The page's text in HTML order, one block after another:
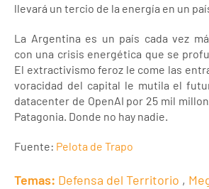
llevará un tercio de la energía en un
La Argentina es un país cada vez
con una crisis energética que se
El extractivismo feroz le come las
voracidad del capital le mutila el
datacenter de OpenAI por 25 mil
Patagonia. Donde no hay nadie.
Fuente: Pelota de Trapo
Temas: Defensa del Territorio ,